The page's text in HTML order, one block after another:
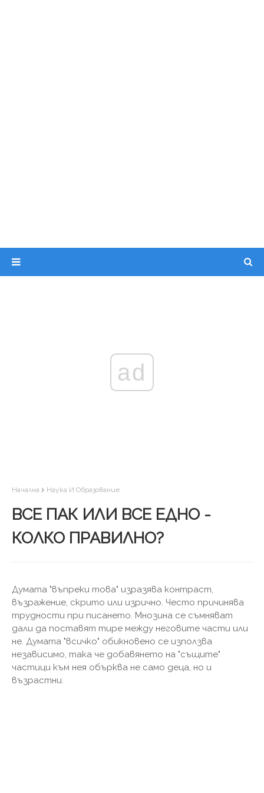
ad
Начална Наука И Образование
ВСЕ ПАК ИЛИ ВСЕ ЕДНО -
КОЛКО ПРАВИЛНО?
Думата "въпреки това" изразява контраст,
възражение, скрито или изрично. Често причинява
трудности при писането. Мнозина се съмняват
дали да поставят тире между неговите части или
не. Думата "всичко" обикновено се използва
независимо, така че добавянето на "същите"
частици към нея обърква не само деца, но и
възрастни.